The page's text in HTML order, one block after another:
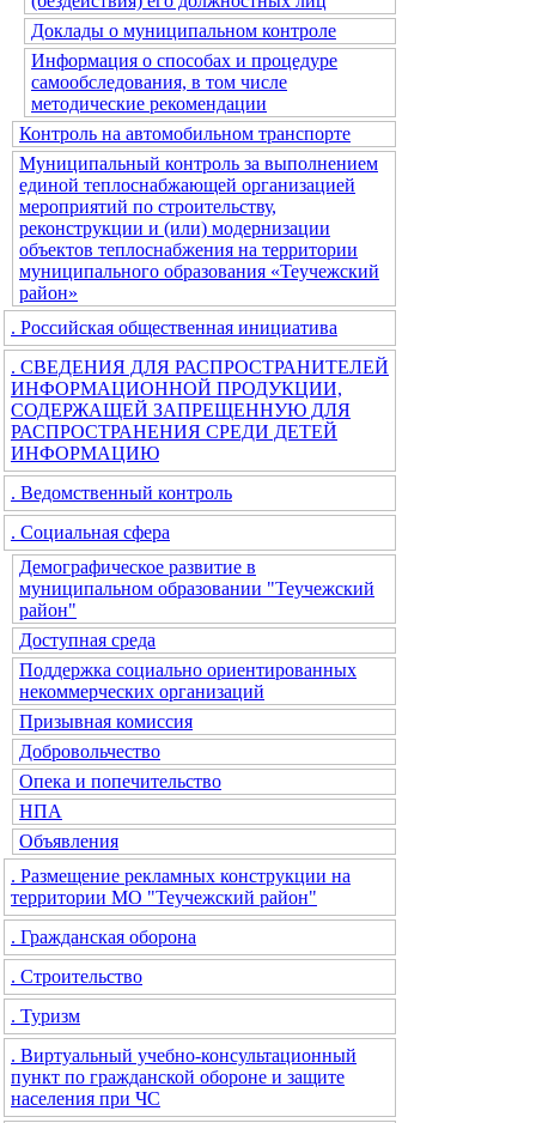
Доклады о муниципальном контроле
Информация о способах и процедуре
самообследования, в том числе
методические рекомендации
Контроль на автомобильном транспорте
Муниципальный контроль за выполнением
единой теплоснабжающей организацией
мероприятий по строительству,
реконструкции и (или) модернизации
объектов теплоснабжения на территории
муниципального образования «Теучежский
район»
. Российская общественная инициатива
. СВЕДЕНИЯ ДЛЯ РАСПРОСТРАНИТЕЛЕЙ
ИНФОРМАЦИОННОЙ ПРОДУКЦИИ,
СОДЕРЖАЩЕЙ ЗАПРЕЩЕННУЮ ДЛЯ
РАСПРОСТРАНЕНИЯ СРЕДИ ДЕТЕЙ
ИНФОРМАЦИЮ
. Ведомственный контроль
. Социальная сфера
Демографическое развитие в
муниципальном образовании "Теучежский
район"
Доступная среда
Поддержка социально ориентированных
некоммерческих организаций
Призывная комиссия
Добровольчество
Опека и попечительство
НПА
Объявления
. Размещение рекламных конструкции на
территории МО "Теучежский район"
. Гражданская оборона
. Строительство
. Туризм
. Виртуальный учебно-консультационный
пункт по гражданской обороне и защите
населения при ЧС